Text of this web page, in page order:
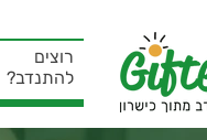
רוצים
להתנדב?